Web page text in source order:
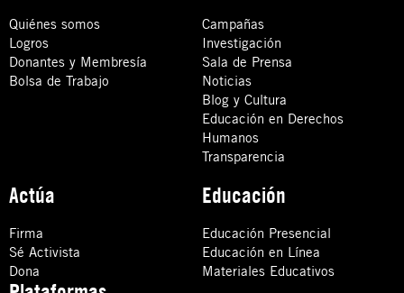
Quiénes somos
Logros
Donantes y Membresía
Bolsa de Trabajo
Campañas
Investigación
Sala de Prensa
Noticias
Blog y Cultura
Educación en Derechos
Humanos
Transparencia
Actúa
Firma
Sé Activista
Dona
Educación
Educación Presencial
Educación en Línea
Materiales Educativos